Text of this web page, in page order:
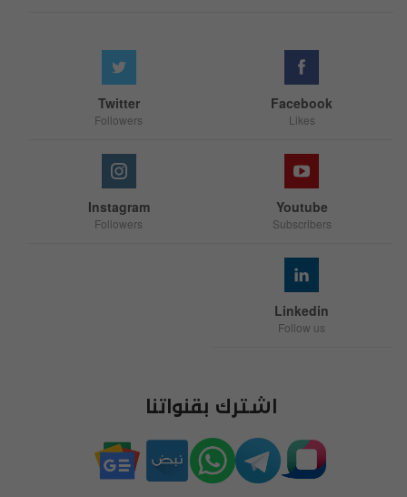
Facebook
Likes
Twitter
Followers
Youtube
Subscribers
Instagram
Followers
Linkedin
Follow us
اشترك بقنواتنا